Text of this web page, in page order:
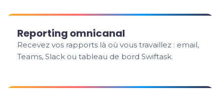
Reporting omnicanal
Recevez vos rapports là où vous travaillez : email,
Teams, Slack ou tableau de bord Swiftask.